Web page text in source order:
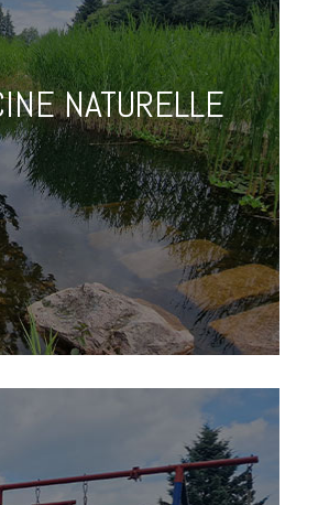
NATURELLE